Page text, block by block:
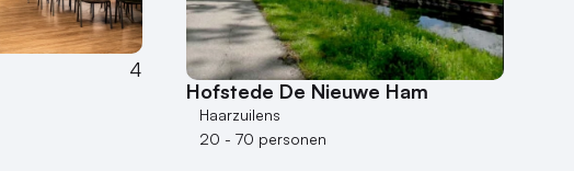
4
Hofstede De Nieuwe Ham
Haarzuilens
20 - 70 personen